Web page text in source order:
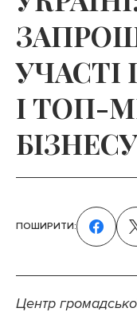
УЧАСТІ
І ТОП-
БІЗНЕСУ
Центр
ПОШИРИТИ: